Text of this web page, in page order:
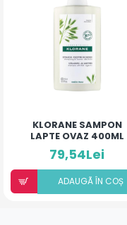
KLORANE SAMPON
LAPTE OVAZ 400ML
79,54Lei
ADAUGÃ ÎN COȘ